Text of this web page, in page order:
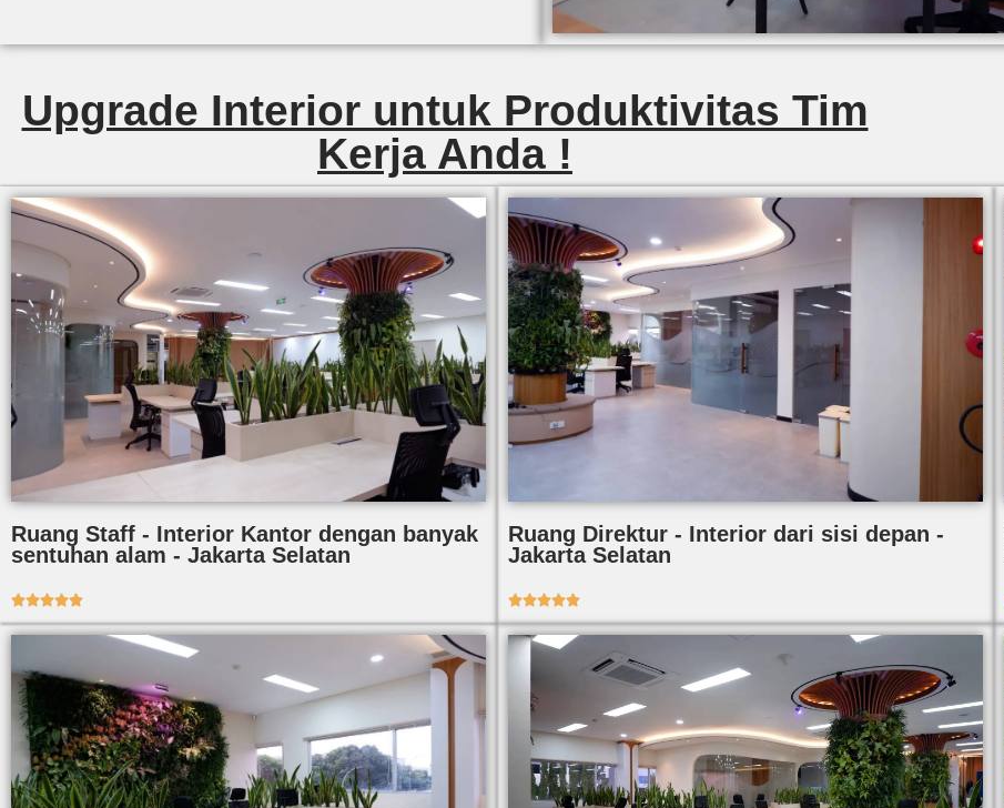
Upgrade Interior untuk Produktivitas Tim
Kerja Anda !
Ruang Staff - Interior Kantor dengan banyak
sentuhan alam - Jakarta Selatan

Ruang Direktur - Interior dari sisi depan -
Jakarta Selatan
